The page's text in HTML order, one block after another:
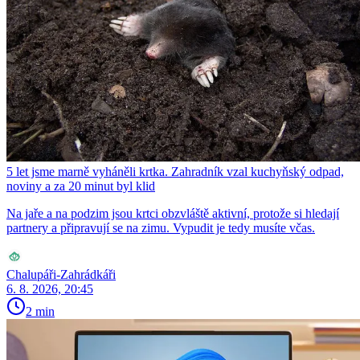
5 let jsme marně vyháněli krtka. Zahradník vzal kuchyňský odpad,
noviny a za 20 minut byl klid
Na jaře a na podzim jsou krtci obzvláště aktivní, protože si hledají
partnery a připravují se na zimu. Vypudit je tedy musíte včas.
Chalupáři-Zahrádkáři
6. 8. 2026, 20:45
2 min